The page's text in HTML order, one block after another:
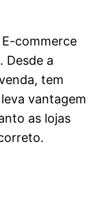
commerce
Desde a
tem
vantagem
as lojas